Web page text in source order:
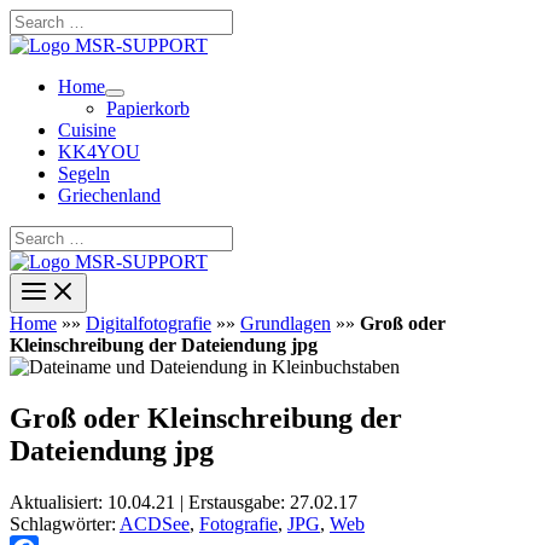
Zum
Inhalt
springen
Search
…
Home
Papierkorb
Cuisine
KK4YOU
Segeln
Griechenland
Search
…
Home »» Digitalfotografie »» Grundlagen »» Groß oder
Kleinschreibung der Dateiendung jpg
Groß oder Kleinschreibung der
Dateiendung jpg
Aktualisiert: 10.04.21 | Erstausgabe: 27.02.17
Schlagwörter: ACDSee, Fotografie, JPG, Web